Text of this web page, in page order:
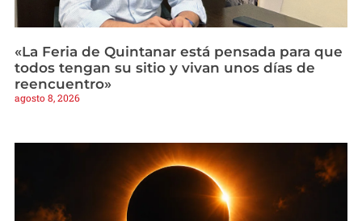
«La Feria de Quintanar está pensada para que
todos tengan su sitio y vivan unos días de
reencuentro»
agosto 8, 2026